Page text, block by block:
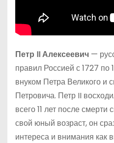
Петр II Алексеевич —
правил Россией с 1727
внуком Петра Великого и
Петровича. Петр II
всего 11 лет после
свой юный возраст, он
интереса и внимания как